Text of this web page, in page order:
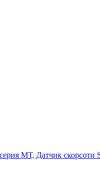
МТ, Датчик скорсоти